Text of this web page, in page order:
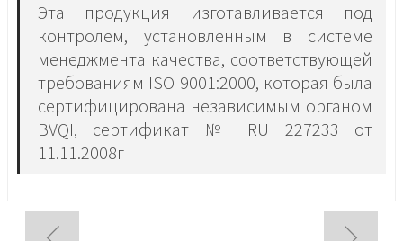
Эта продукция изготавливается под
контролем, установленным в системе
менеджмента качества, соответствующей
требованиям ISO 9001:2000, которая была
сертифицирована независимым органом
BVQI, сертификат № RU 227233 от
11.11.2008г